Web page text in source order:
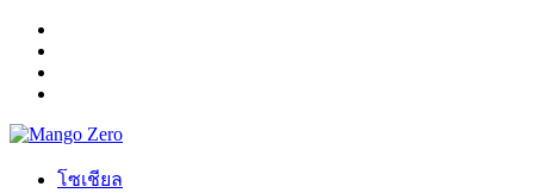
โซเชียล